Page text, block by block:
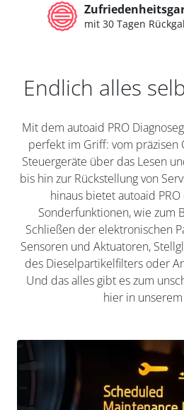
mit 30 Tagen
Endlich alles
Mit dem autoaid PRO
perfekt im Griff: vom präzisen
Steuergeräte über das Lesen
bis hin zur Rückstellung von
hinaus bietet autoaid
Sonderfunktionen, wie zum
Schließen der elektronischen
Sensoren und Aktuatoren,
des Dieselpartikelfilters oder
Und das alles gibt es zum
hier in